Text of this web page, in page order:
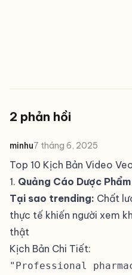
2 phản hồi
minhu7 tháng 6, 2025
Top 10 Kịch Bản Video
1. Quảng Cáo Dược
Tại sao trending: Chất
thực tế khiến người xem
thật
Kịch Bản Chi Tiết:
"Professional